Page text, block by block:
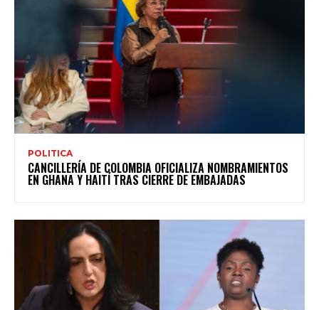
POLITICA
CANCILLERÍA DE COLOMBIA OFICIALIZA NOMBRAMIENTOS
EN GHANA Y HAITÍ TRAS CIERRE DE EMBAJADAS